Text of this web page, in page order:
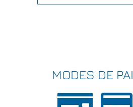
MODES DE